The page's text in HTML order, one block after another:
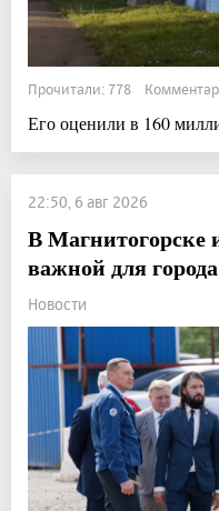
Прочитали: 778
Его оценили в 160
22:50, 6 авг 2026
В Магнитогорске
важной для
Новости